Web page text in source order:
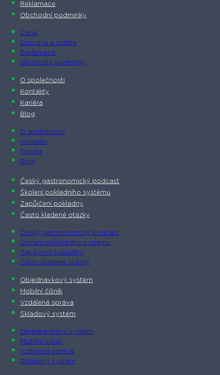
Reklamace
Obchodní podmínky
Ceník
Doprava a platba
Reklamace
Obchodní podmínky
O společnosti​
Kontakty
Kariéra
Blog
O společnosti​
Kontakty
Kariéra
Blog
Český gastronomický podcast​
Školení pokladního systému
Zapůjčení pokladny
Často kladené otázky
Český gastronomický podcast​
Školení pokladního systému
Zapůjčení pokladny
Často kladené otázky
Objednávkový systém
Mobilní číšník
Vzdálená správa
Skladový systém
Objednávkový systém
Mobilní číšník
Vzdálená správa
Skladový systém